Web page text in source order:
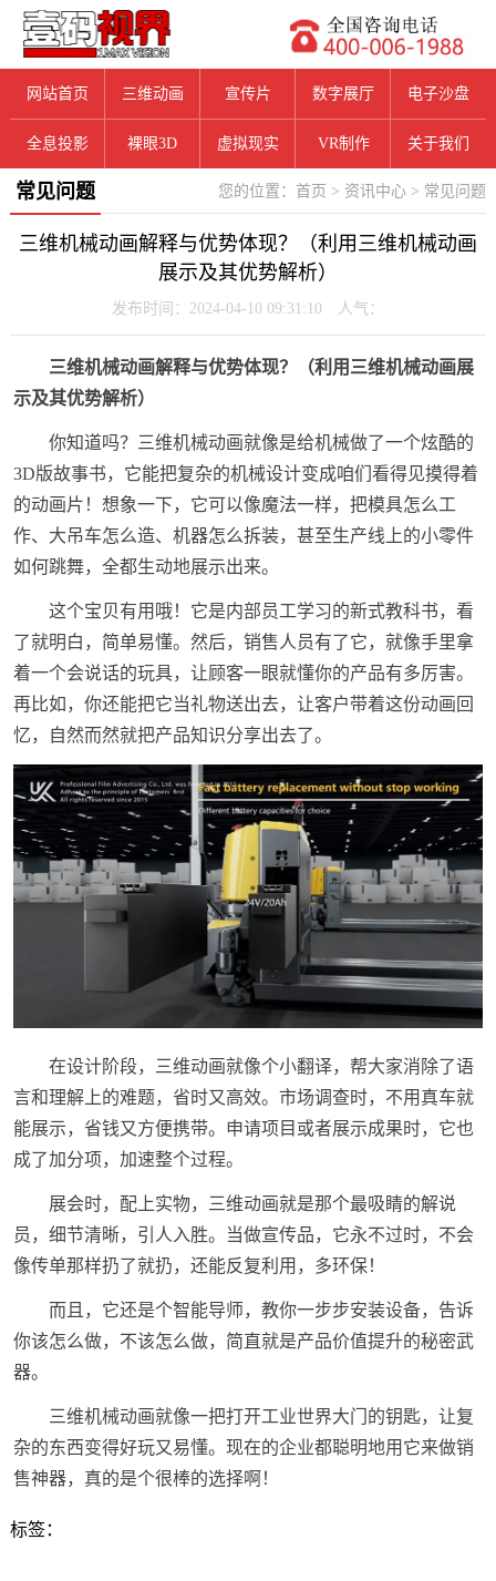
网站首页 三维动画 宣传片 数字展厅 电子沙盘
全息投影 裸眼3D 虚拟现实 VR制作 关于我们
您的位置： 首页 > 资讯中心 > 常见问题
常见问题
三维机械动画解释与优势体现？（利用三维机械动画
展示及其优势解析）
发布时间：2024-04-10 09:31:10 人气：
三维机械动画解释与优势体现？（利用三维机械动画展
示及其优势解析）
你知道吗？三维机械动画就像是给机械做了一个炫酷的
3D版故事书，它能把复杂的机械设计变成咱们看得见摸得着
的动画片！想象一下，它可以像魔法一样，把模具怎么工
作、大吊车怎么造、机器怎么拆装，甚至生产线上的小零件
如何跳舞，全都生动地展示出来。
这个宝贝有用哦！它是内部员工学习的新式教科书，看
了就明白，简单易懂。然后，销售人员有了它，就像手里拿
着一个会说话的玩具，让顾客一眼就懂你的产品有多厉害。
再比如，你还能把它当礼物送出去，让客户带着这份动画回
忆，自然而然就把产品知识分享出去了。
在设计阶段，三维动画就像个小翻译，帮大家消除了语
言和理解上的难题，省时又高效。市场调查时，不用真车就
能展示，省钱又方便携带。申请项目或者展示成果时，它也
成了加分项，加速整个过程。
展会时，配上实物，三维动画就是那个最吸睛的解说
员，细节清晰，引人入胜。当做宣传品，它永不过时，不会
像传单那样扔了就扔，还能反复利用，多环保！
而且，它还是个智能导师，教你一步步安装设备，告诉
你该怎么做，不该怎么做，简直就是产品价值提升的秘密武
器。
三维机械动画就像一把打开工业世界大门的钥匙，让复
杂的东西变得好玩又易懂。现在的企业都聪明地用它来做销
售神器，真的是个很棒的选择啊！
标签：